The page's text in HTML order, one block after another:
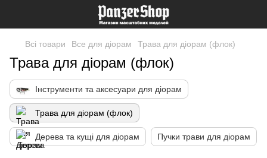
Всі товари Все для діорам Трава для діорам (флок)
Трава для діорам (флок)
Інструменти та аксесуари для діорам
Трава для діорам (флок)
Дерева та кущі для діорам Пучки трави для діорам